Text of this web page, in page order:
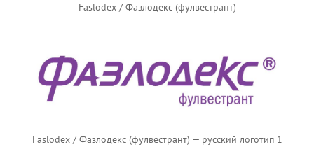
Faslodex / Фазлодекс (фулвестрант)
Faslodex / Фазлодекс (фулвестрант) — русский логотип 1